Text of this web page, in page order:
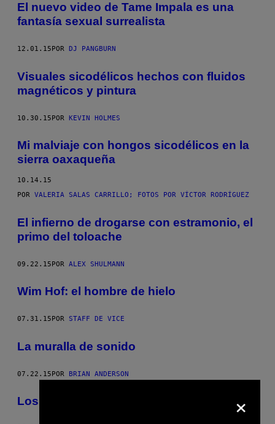
El nuevo video de Tame Impala es una
fantasía sexual surrealista
12.01.15 POR DJ PANGBURN
Visuales sicodélicos hechos con fluidos
magnéticos y pintura
10.30.15POR KEVIN HOLMES
Mi malviaje con hongos sicodélicos en la
sierra oaxaqueña
10.14.15
POR VALERIA SALAS CARRILLO; FOTOS POR VÍCTOR RODRÍGUEZ
El infierno de drogarse con estramonio, el
primo del toloache
09.22.15POR ALEX SHULMANN
Wim Hof: el hombre de hielo
07.31.15 POR STAFF DE VICE
La muralla de sonido
07.22.15POR BRIAN ANDERSON
Los ácidos también son arte ×